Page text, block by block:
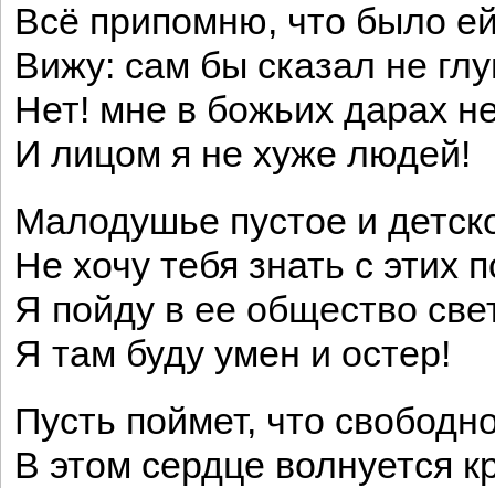
Всё припомню, что было
Вижу: сам бы сказал не
Нет! мне в божьих дарах
И лицом я не хуже людей!
Малодушье пустое и
Не хочу тебя знать с этих
Я пойду в ее общество
Я там буду умен и остер!
Пусть поймет, что
В этом сердце волнуется